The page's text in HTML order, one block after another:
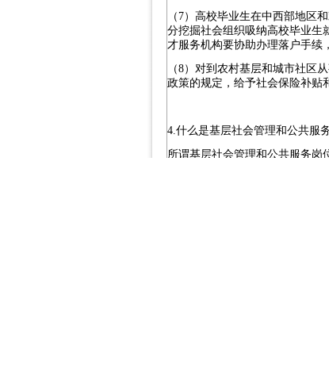
（ 7）高校毕业生在中西部地区
分挖掘社会组织吸纳高校毕业生
才服务机构要协助办理落户手续
（8）对到农村基层和城市社区
政策的规定，给予社会保险补贴
4.什么是基层社会管理和公共服
所谓基层社会管理和公共服务岗